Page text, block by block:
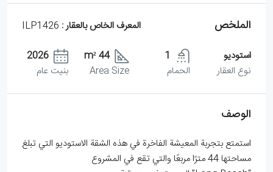
الملخص المعرف الخاص بالعقار :
استوديو
نوع العقار
1
الحمام
44 m²
Area Size
2026
بنيت عام
الوصف
استمتع بتجربة المعيشة الفاخرة في هذه الشقة الاستوديو التي تبلغ
مساحتها 44 مترًا مربعًا والتي تقع في المشروع